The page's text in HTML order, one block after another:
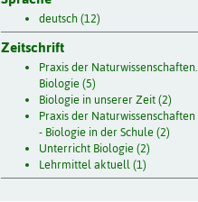
deutsch (12)
Zeitschrift
Praxis der Naturwissenschaften.
Biologie (5)
Biologie in unserer Zeit (2)
Praxis der Naturwissenschaften
- Biologie in der Schule (2)
Unterricht Biologie (2)
Lehrmittel aktuell (1)